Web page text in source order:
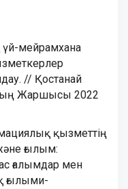
мейрамхана
// Қостанай
Жаршысы 2022
қызметтің
ғылым:
ғалымдар мен
ғылыми-